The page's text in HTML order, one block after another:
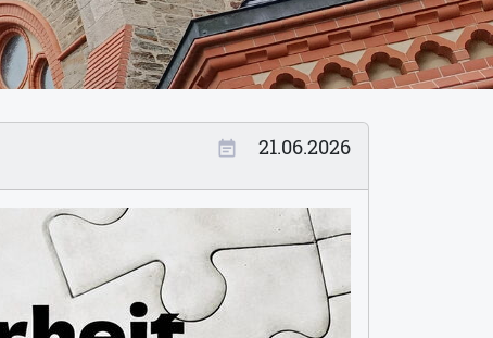
event_note 21.06.2026